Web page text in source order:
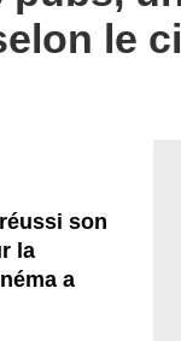
le
son
la
a